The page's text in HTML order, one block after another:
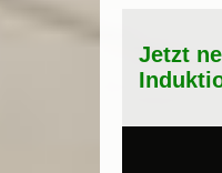
Jetzt